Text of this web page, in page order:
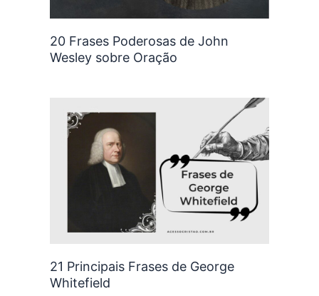
20 Frases Poderosas de John
Wesley sobre Oração
21 Principais Frases de George
Whitefield